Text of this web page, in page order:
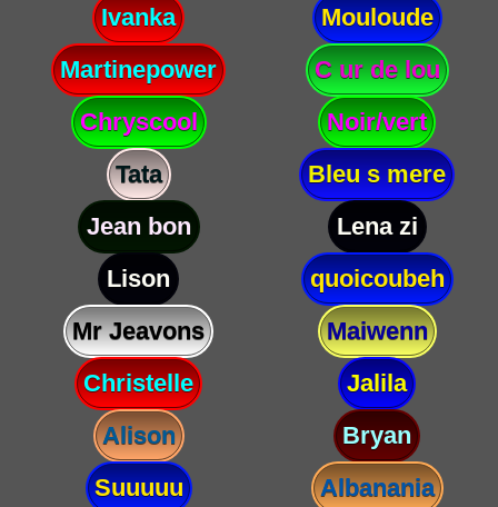
Ivanka
Mouloude
Martinepower
C ur de lou
Chryscool
Noir/vert
Tata
Bleu s mere
Jean bon
Lena zi
Lison
quoicoubeh
Mr Jeavons
Maiwenn
Christelle
Jalila
Alison
Bryan
Suuuuu
Albanania